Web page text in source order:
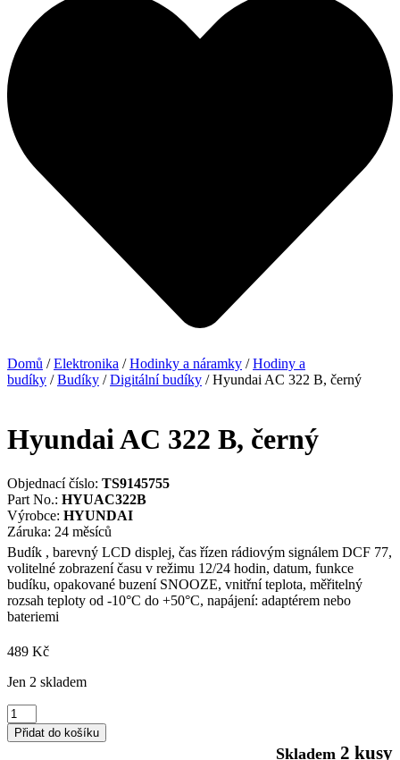
Domů /Elektronika /Hodinky a náramky /Hodiny a
budíky /Budíky /Digitální budíky / Hyundai AC 322 B, černý
Hyundai AC 322 B, černý
Objednací číslo: TS9145755
Part No.: HYUAC322B
Výrobce: HYUNDAI
Záruka: 24 měsíců
Budík , barevný LCD displej, čas řízen rádiovým signálem DCF 77,
volitelné zobrazení času v režimu 12/24 hodin, datum, funkce
budíku, opakované buzení SNOOZE, vnitřní teplota, měřitelný
rozsah teploty od -10°C do +50°C, napájení: adaptérem nebo
bateriemi
489 Kč
Jen 2 skladem
Hyundai
AC
322
Přidat do košíku
Skladem 2 kusy